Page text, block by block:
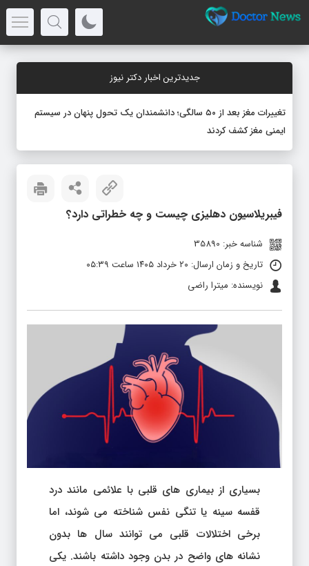
جدیدترین اخبار دکتر نیوز
تغییرات مغز بعد از ۵۰ سالگی؛ دانشمندان یک تحول پنهان در سیستم
ایمنی مغز کشف کردند
فیبریلاسیون دهلیزی چیست و چه خطراتی دارد؟
شناسه خبر: 35890
تاریخ و زمان ارسال: ۲۰ خرداد ۱۴۰۵ ساعت ۰۵:۳۹
نویسنده: میترا راضی
بسیاری از بیماری های قلبی با علائمی مانند درد
قفسه سینه یا تنگی نفس شناخته می شوند، اما
برخی اختلالات قلبی می توانند سال ها بدون
نشانه های واضح در بدن وجود داشته باشند. یکی